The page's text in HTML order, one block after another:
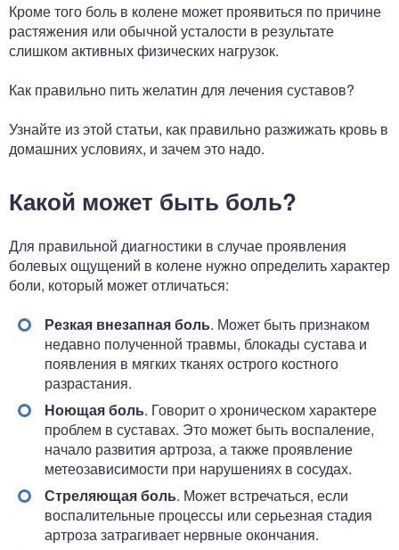
Кроме того боль в колене может проявиться по причине
растяжения или обычной усталости в результате
слишком активных физических нагрузок.
Как правильно пить желатин для лечения суставов?
Узнайте из этой статьи, как правильно разжижать кровь в
домашних условиях, и зачем это надо.
Какой может быть боль?
Для правильной диагностики в случае проявления
болевых ощущений в колене нужно определить характер
боли, который может отличаться:
Резкая внезапная боль. Может быть признаком
недавно полученной травмы, блокады сустава и
появления в мягких тканях острого костного
разрастания.
Ноющая боль. Говорит о хроническом характере
проблем в суставах. Это может быть воспаление,
начало развития артроза, а также проявление
метеозависимости при нарушениях в сосудах.
Стреляющая боль. Может встречаться, если
воспалительные процессы или серьезная стадия
артроза затрагивает нервные окончания.